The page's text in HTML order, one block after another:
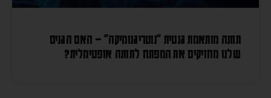
תזונה מותאמת גנטית "נוטריגנומיקה" – האם הגנים
שלנו מחזיקים את המפתח לתזונה אופטימלית?